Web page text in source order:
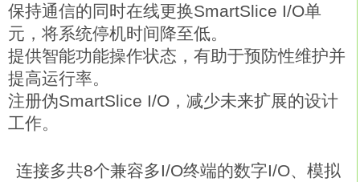
保持通信的同时在线更换SmartSlice I/O单
元，将系统停机时间降至低。
提供智能功能操作状态，有助于预防性维护并
提高运行率。
注册伪SmartSlice I/O，减少未来扩展的设计
工作。
连接多共8个兼容多I/O终端的数字I/O、模拟